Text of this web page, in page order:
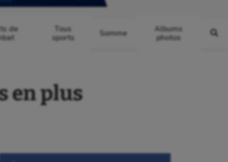
de
Tous
sports
Somme
Albums
photos
en plus